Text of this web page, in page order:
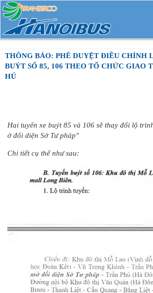
THÔNG BÁO: PHÊ DUYỆT ĐIỀU CHỈNH
BUÝT SỐ 85, 106 THEO TỔ CHỨC GIAO
HÚ
Hai tuyến xe buýt 85 và 106 sẽ thay đổi lộ
ở đối diện Sở Tư pháp"
Chi tiết cụ thể như sau: